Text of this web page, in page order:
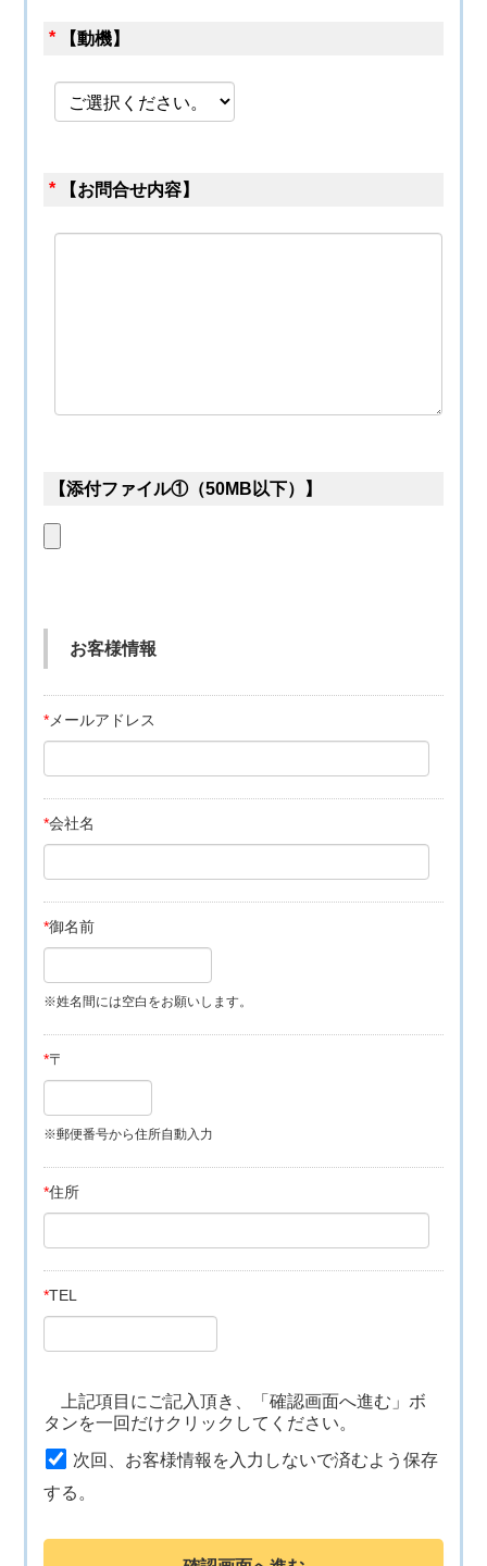
* 【動機】
* 【お問合せ内容】
【添付ファイル①（50MB以下）】
お客様情報
*メールアドレス
*会社名
*御名前
※姓名間には空白をお願いします。
*〒
※郵便番号から住所自動入力
*住所
*TEL
上記項目にご記入頂き、「確認画面へ進む」ボ
タンを一回だけクリックしてください。
次回、お客様情報を入力しないで済むよう保存
する。